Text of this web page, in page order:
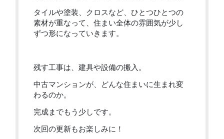
タイルや塗装、クロスなど、ひとつひとつの
素材が重なって、住まい全体の雰囲気が少し
ずつ形になっていきます。
残す工事は、建具や設備の搬入。
中古マンションが、どんな住まいに生まれ変
わるのか。
完成までもう少しです。
次回の更新もお楽しみに！